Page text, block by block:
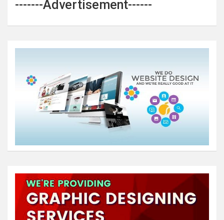
-------Advertisement------